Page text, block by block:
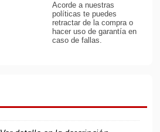
Acorde a nuestras
políticas te puedes
retractar de la compra o
hacer uso de garantía en
caso de fallas.